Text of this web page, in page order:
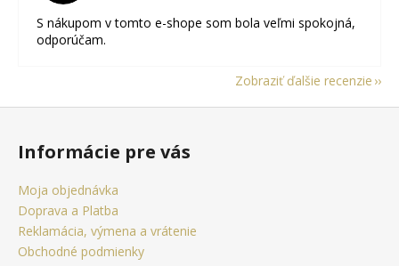
S nákupom v tomto e-shope som bola veľmi spokojná,
odporúčam.
Zobraziť ďalšie recenzie
Informácie pre vás
Moja objednávka
Doprava a Platba
Reklamácia, výmena a vrátenie
Obchodné podmienky